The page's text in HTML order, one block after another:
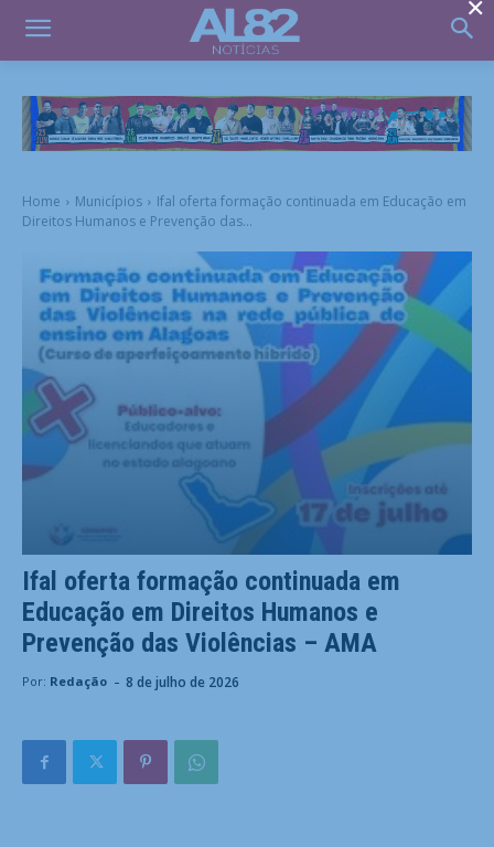
Home Municípios
Ifal oferta formação continuada em Educação em
Direitos Humanos e Prevenção das...
Ifal oferta formação continuada em
Educação em Direitos Humanos e
Prevenção das Violências – AMA
Por: Redação - 8 de julho de 2026